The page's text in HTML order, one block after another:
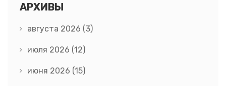
АРХИВЫ
августа 2026 (3)
июля 2026 (12)
июня 2026 (15)